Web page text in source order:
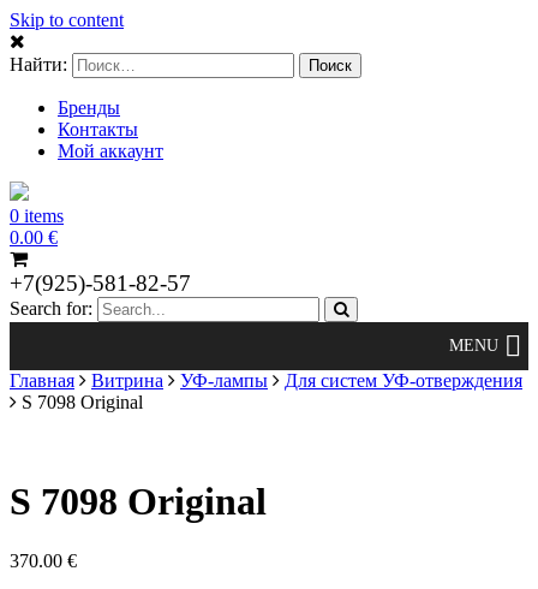
Skip to content
Найти:
Бренды
Контакты
Мой аккаунт
0 items
0.00 €
+7(925)-581-82-57
Search for:
Главная Витрина УФ-лампы
Для систем УФ-отверждения
S 7098 Original
S 7098 Original
370.00 €